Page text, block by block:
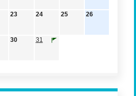
23 24 25 26
30 31